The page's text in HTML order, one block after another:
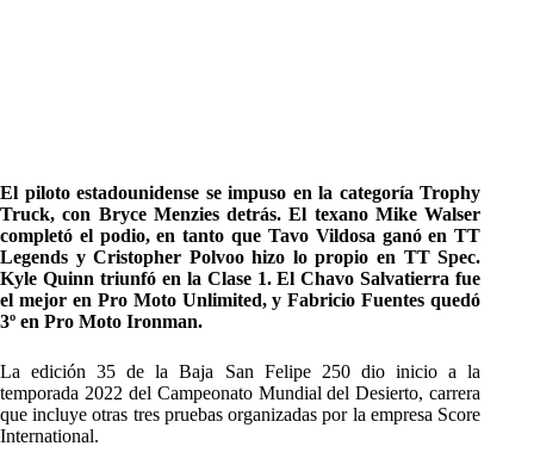
El piloto estadounidense se impuso en la categoría Trophy
Truck, con Bryce Menzies detrás. El texano Mike Walser
completó el podio, en tanto que Tavo Vildosa ganó en TT
Legends y Cristopher Polvoo hizo lo propio en TT Spec.
Kyle Quinn triunfó en la Clase 1. El Chavo Salvatierra fue
el mejor en Pro Moto Unlimited, y Fabricio Fuentes quedó
3º en Pro Moto Ironman.
La edición 35 de la Baja San Felipe 250 dio inicio a la
temporada 2022 del Campeonato Mundial del Desierto, carrera
que incluye otras tres pruebas organizadas por la empresa Score
International.